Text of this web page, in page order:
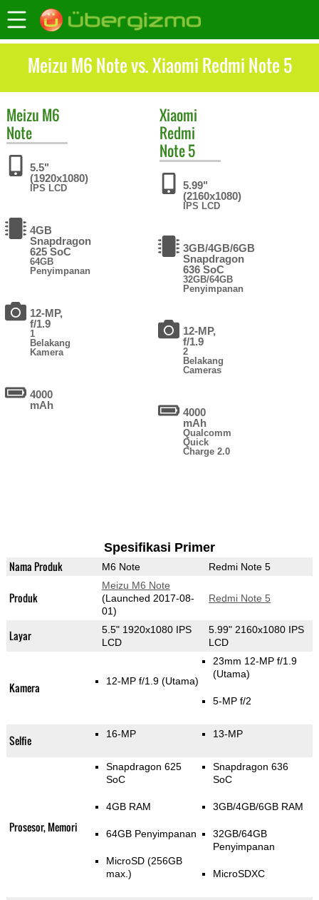
Meizu M6 Note vs. Xiaomi Redmi Note 5
Meizu M6
Note
5.5"
(1920x1080)
IPS LCD
4GB
Snapdragon
625 SoC
64GB
Penyimpanan
12-MP,
f/1.9
1
Belakang
Kamera
4000
mAh
Xiaomi
Redmi
Note 5
5.99"
(2160x1080)
IPS LCD
3GB/4GB/6GB
Snapdragon
636 SoC
32GB/64GB
Penyimpanan
12-MP,
f/1.9
2
Belakang
Cameras
4000
mAh
Qualcomm
Quick
Charge 2.0
Spesifikasi Primer
Nama Produk M6 Note Redmi Note 5
Produk
Meizu M6 Note
(Launched 2017-08-
01)
Redmi Note 5
Layar
5.5" 1920x1080 IPS
LCD
5.99" 2160x1080 IPS
LCD
Kamera 12-MP f/1.9 (Utama)
23mm 12-MP f/1.9
(Utama)
5-MP f/2
Selfie 16-MP 13-MP
Prosesor, Memori
Snapdragon 625
SoC
4GB RAM
64GB Penyimpanan
MicroSD (256GB
max.)
Snapdragon 636
SoC
3GB/4GB/6GB RAM
32GB/64GB
Penyimpanan
MicroSDXC